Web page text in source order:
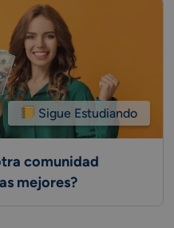
Sigue Estudiando
comunidad
mejores?